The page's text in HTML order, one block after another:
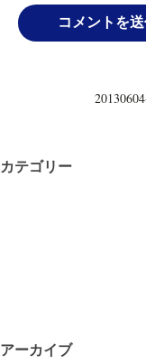
ビ
カテゴリー
アーカイブ